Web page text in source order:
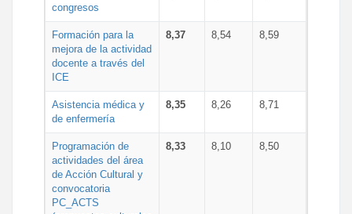
congresos
Formación para la
mejora de la actividad
docente a través del
ICE
8,37 8,54 8,59
Asistencia médica y
de enfermería
8,35 8,26 8,71
Programación de
actividades del área
de Acción Cultural y
convocatoria
PC_ACTS
8,33 8,10 8,50